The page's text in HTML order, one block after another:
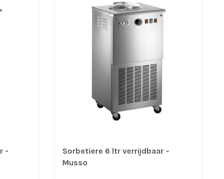
-
Sorbetiere 6 ltr verrijdbaar -
Musso